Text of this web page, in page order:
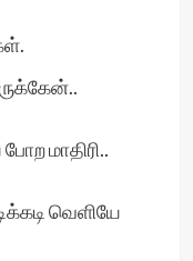
மாதிரி..
வெளியே